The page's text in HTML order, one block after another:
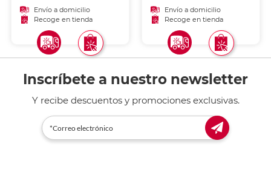
Envío a domicilio
Recoge en tienda
Envío a domicilio
Recoge en tienda
Inscríbete a nuestro newsletter
Y recibe descuentos y promociones exclusivas.